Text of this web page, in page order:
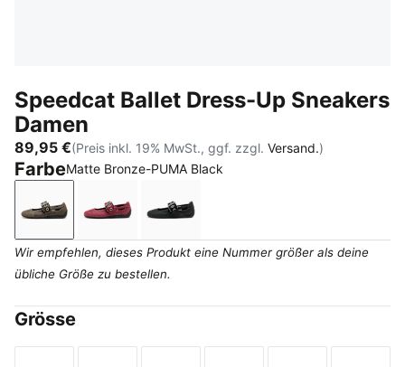
Speedcat Ballet Dress-Up Sneakers
Damen
89,95 €(Preis inkl. 19% MwSt., ggf. zzgl. Versand.)
FarbeMatte Bronze-PUMA Black
Matte Bronze-PUMA Black
Garnet Glow-PUMA Black
PUMA Black
Wir empfehlen, dieses Produkt eine Nummer größer als deine
übliche Größe zu bestellen.
Grösse